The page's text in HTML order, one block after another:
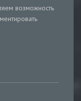
возможность